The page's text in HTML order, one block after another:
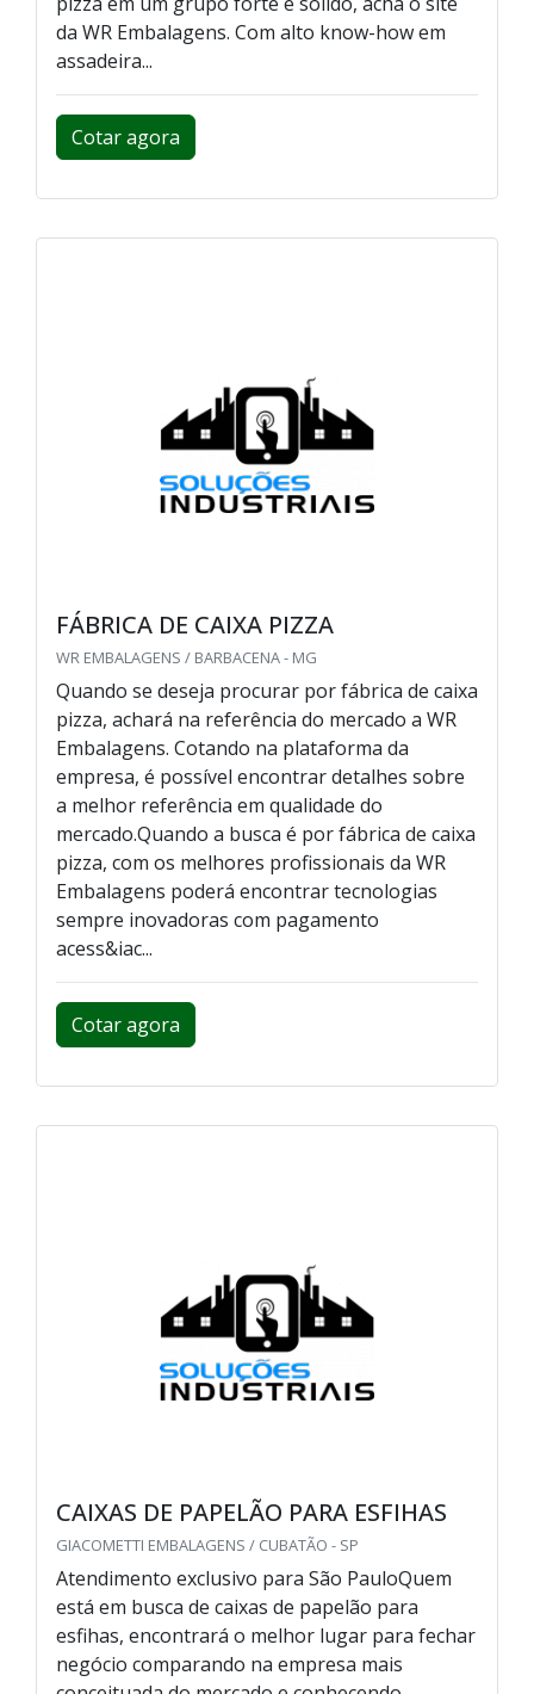
da WR Embalagens. Com alto know-how em
assadeira...
Cotar agora
FÁBRICA DE CAIXA PIZZA
WR EMBALAGENS / BARBACENA - MG
Quando se deseja procurar por fábrica de caixa
pizza, achará na referência do mercado a WR
Embalagens. Cotando na plataforma da
empresa, é possível encontrar detalhes sobre
a melhor referência em qualidade do
mercado.Quando a busca é por fábrica de caixa
pizza, com os melhores profissionais da WR
Embalagens poderá encontrar tecnologias
sempre inovadoras com pagamento
acess&iac...
Cotar agora
CAIXAS DE PAPELÃO PARA ESFIHAS
GIACOMETTI EMBALAGENS / CUBATÃO - SP
Atendimento exclusivo para São PauloQuem
está em busca de caixas de papelão para
esfihas, encontrará o melhor lugar para fechar
negócio comparando na empresa mais